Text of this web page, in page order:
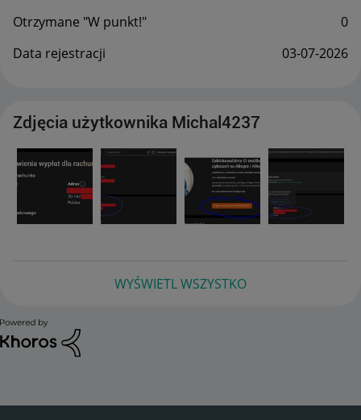
Otrzymane "W punkt!"
0
Data rejestracji
‎03-07-2026
Zdjęcia użytkownika Michal4237
WYŚWIETL WSZYSTKO